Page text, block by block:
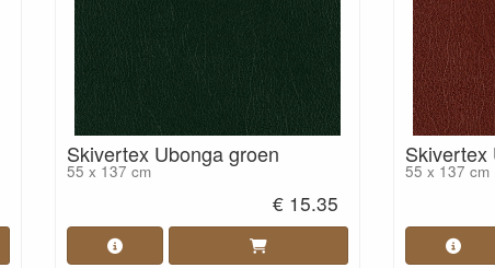
Skivertex Ubonga groen
55 x 137 cm
€ 15.35
Skivertex
55 x 137 cm